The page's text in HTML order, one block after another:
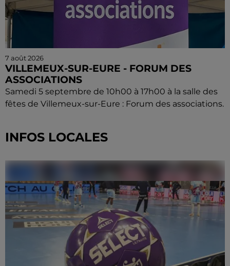
7 août 2026
VILLEMEUX-SUR-EURE - FORUM DES
ASSOCIATIONS
Samedi 5 septembre de 10h00 à 17h00 à la salle des
fêtes de Villemeux-sur-Eure : Forum des associations.
INFOS LOCALES